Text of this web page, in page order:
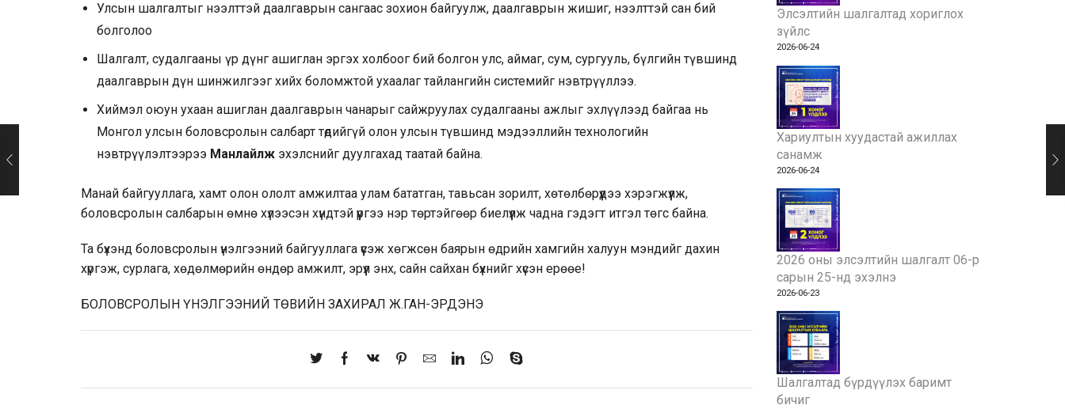
Улсын шалгалтыг нээлттэй даалгаврын сангаас зохион байгуулж, даалгаврын жишиг, нээлттэй сан бий
болголоо
Шалгалт, судалгааны үр дүнг ашиглан эргэх холбоог бий болгон улс, аймаг, сум, сургууль, бүлгийн түвшинд
даалгаврын дүн шинжилгээг хийх боломжтой ухаалаг тайлангийн системийг нэвтрүүллээ.
Хиймэл оюун ухаан ашиглан даалгаврын чанарыг сайжруулах судалгааны ажлыг эхлүүлээд байгаа нь
Монгол улсын боловсролын салбарт төдийгүй олон улсын түвшинд мэдээллийн технологийн
нэвтрүүлэлтээрээ Манлайлж эхэлснийг дуулгахад таатай байна.
Манай байгууллага, хамт олон ололт амжилтаа улам бататган, тавьсан зорилт, хөтөлбөрүүдээ хэрэгжүүлж,
боловсролын салбарын өмнө хүлээсэн хүндтэй үүргээ нэр төртэйгөөр биелүүлж чадна гэдэгт итгэл төгс байна.
Та бүхэнд боловсролын үнэлгээний байгууллага үүсэж хөгжсөн баярын өдрийн хамгийн халуун мэндийг дахин
хүргэж, сурлага, хөдөлмөрийн өндөр амжилт, эрүүл энх, сайн сайхан бүхнийг хүсэн ерөөе!
БОЛОВСРОЛЫН ҮНЭЛГЭЭНИЙ ТӨВИЙН ЗАХИРАЛ Ж.ГАН-ЭРДЭНЭ
Элсэлтийн шалгалтад хориглох
зүйлс
2026-06-24
Хариултын хуудастай ажиллах
санамж
2026-06-24
2026 оны элсэлтийн шалгалт 06-р
сарын 25-нд эхэлнэ
2026-06-23
Шалгалтад бүрдүүлэх баримт
бичиг